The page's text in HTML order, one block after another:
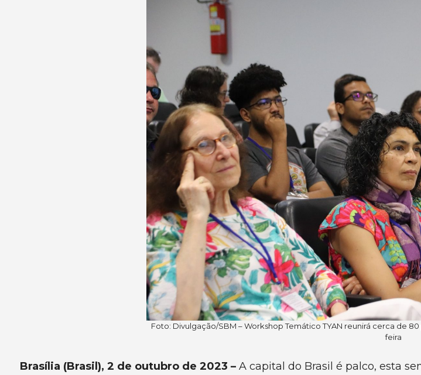
Foto: Divulgação/SBM – Workshop Temático TYAN reunirá cerca de
feira
Brasília (Brasil), 2 de outubro de 2023 – A capital do Brasil é palco, esta